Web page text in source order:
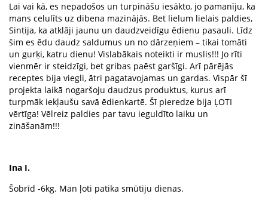
Lai vai kā, es nepadošos un turpināšu iesākto, jo pamanīju, ka
mans celulīts uz dibena mazinājās. Bet lielum lielais paldies,
Sintija, ka atklāji jaunu un daudzveidīgu ēdienu pasauli. Līdz
šim es ēdu daudz saldumus un no dārzeņiem – tikai tomāti
un gurķi, katru dienu! Vislabākais noteikti ir muslis!!! Jo rīti
vienmēr ir steidzīgi, bet gribas paēst garšīgi. Arī pārējās
receptes bija viegli, ātri pagatavojamas un gardas. Vispār šī
projekta laikā nogaršoju daudzus produktus, kurus arī
turpmāk iekļaušu savā ēdienkartē. Šī pieredze bija ĻOTI
vērtīga! Vēlreiz paldies par tavu ieguldīto laiku un
zināšanām!!!
Ina I.
Šobrīd -6kg. Man ļoti patika smūtiju dienas.